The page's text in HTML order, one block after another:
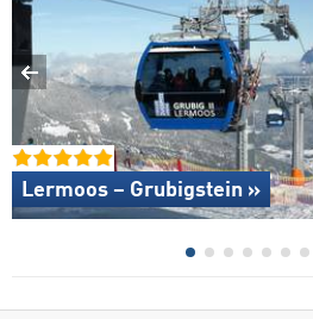
Lermoos – Grubigstein »